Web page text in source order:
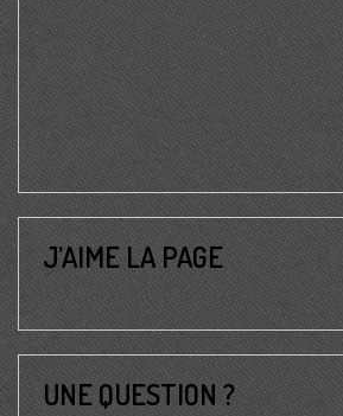
J’AIME LA PAGE
UNE QUESTION ?